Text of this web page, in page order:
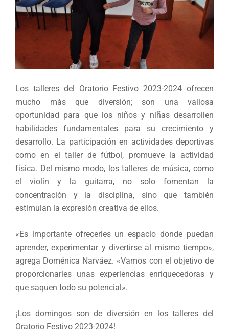
Los talleres del Oratorio Festivo 2023-2024 ofrecen
mucho más que diversión; son una valiosa
oportunidad para que los niños y niñas desarrollen
habilidades fundamentales para su crecimiento y
desarrollo. La participación en actividades deportivas
como en el taller de fútbol, promueve la actividad
física. Del mismo modo, los talleres de música, como
el violín y la guitarra, no solo fomentan la
concentración y la disciplina, sino que también
estimulan la expresión creativa de ellos.
«Es importante ofrecerles un espacio donde puedan
aprender, experimentar y divertirse al mismo tiempo»,
agrega Doménica Narváez. «Vamos con el objetivo de
proporcionarles unas experiencias enriquecedoras y
que saquen todo su potencial».
¡Los domingos son de diversión en los talleres del
Oratorio Festivo 2023-2024!